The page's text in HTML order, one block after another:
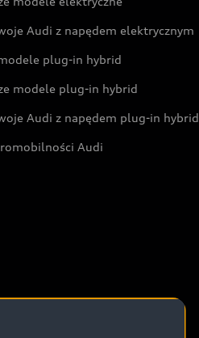
Audi z napędem elektrycznym
plug-in hybrid
modele plug-in hybrid
Audi z napędem plug-in hybrid
Audi